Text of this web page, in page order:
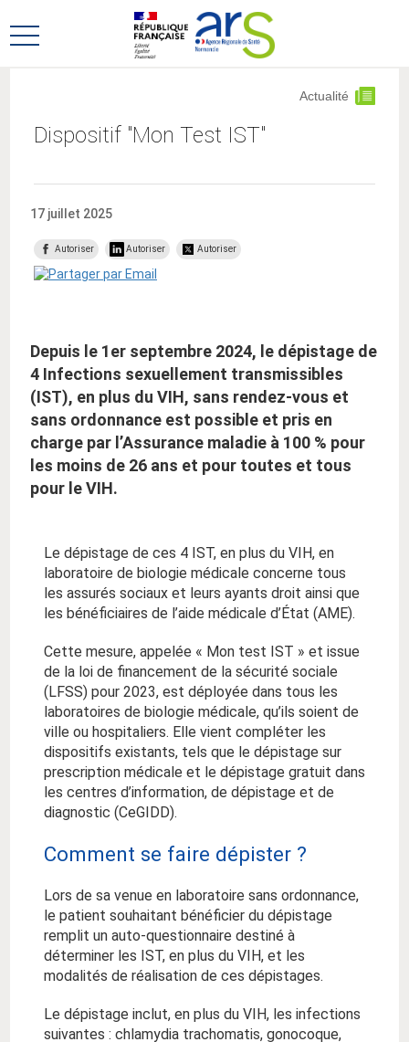
au
menu
au
contenu
Ouvrir
Dispositif "Mon Test IST"
Actualité
17 juillet 2025
Autoriser Autoriser Autoriser
Depuis le 1er septembre 2024, le dépistage de
4 Infections sexuellement transmissibles
(IST), en plus du VIH, sans rendez-vous et
sans ordonnance est possible et pris en
charge par l’Assurance maladie à 100 % pour
les moins de 26 ans et pour toutes et tous
pour le VIH.
Le dépistage de ces 4 IST, en plus du VIH, en
laboratoire de biologie médicale concerne tous
les assurés sociaux et leurs ayants droit ainsi que
les bénéficiaires de l’aide médicale d’État (AME).
Cette mesure, appelée « Mon test IST » et issue
de la loi de financement de la sécurité sociale
(LFSS) pour 2023, est déployée dans tous les
laboratoires de biologie médicale, qu’ils soient de
ville ou hospitaliers. Elle vient compléter les
dispositifs existants, tels que le dépistage sur
prescription médicale et le dépistage gratuit dans
les centres d’information, de dépistage et de
diagnostic (CeGIDD).
Comment se faire dépister ?
Lors de sa venue en laboratoire sans ordonnance,
le patient souhaitant bénéficier du dépistage
remplit un auto-questionnaire destiné à
déterminer les IST, en plus du VIH, et les
modalités de réalisation de ces dépistages.
Le dépistage inclut, en plus du VIH, les infections
suivantes : chlamydia trachomatis, gonocoque,